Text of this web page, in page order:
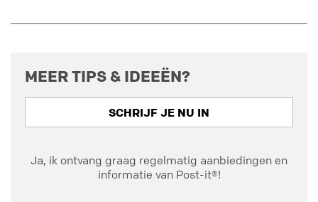
MEER TIPS & IDEEËN?
SCHRIJF JE NU IN
Ja, ik ontvang graag regelmatig aanbiedingen en
informatie van Post-it®!